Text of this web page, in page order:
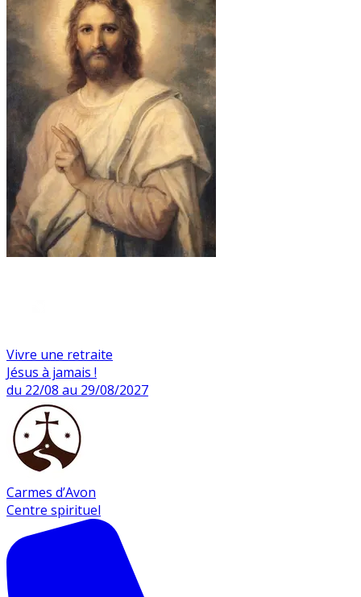
Vivre une retraite
Jésus à jamais !
du 22/08 au 29/08/2027
Carmes d’Avon
Centre spirituel